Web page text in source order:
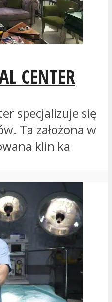
CENTER
specjalizuje się
Ta założona w
klinika